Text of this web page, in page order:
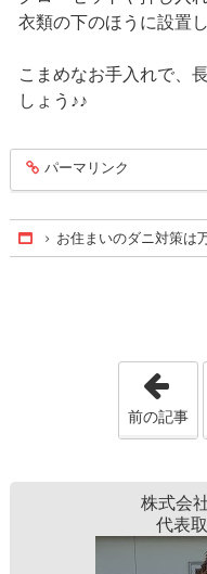
衣類の下のほうに設置
こまめなお手入れで、
しょう♪♪
entry163
パーマリンク
Home
お住まいのダニ対策は
前の記事
株式会
代表